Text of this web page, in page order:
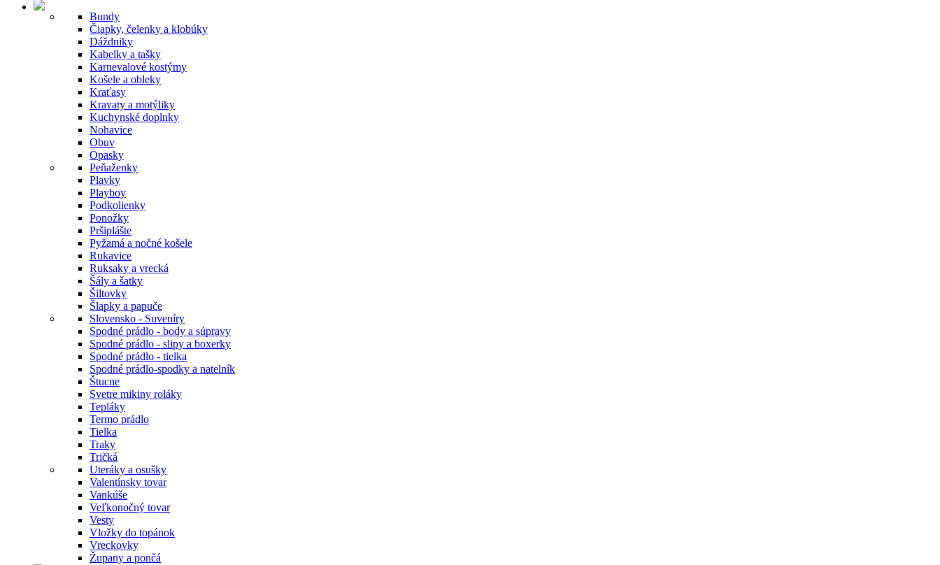
Bundy
Čiapky, čelenky a klobúky
Dáždniky
Kabelky a tašky
Karnevalové kostýmy
Košele a obleky
Kraťasy
Kravaty a motýliky
Kuchynské doplnky
Nohavice
Obuv
Opasky
Peňaženky
Plavky
Playboy
Podkolienky
Ponožky
Pršiplášte
Pyžamá a nočné košele
Rukavice
Ruksaky a vrecká
Šály a šatky
Šiltovky
Šlapky a papuče
Slovensko - Suveníry
Spodné prádlo - body a súpravy
Spodné prádlo - slipy a boxerky
Spodné prádlo - tielka
Spodné prádlo-spodky a natelník
Štucne
Svetre mikiny roláky
Tepláky
Termo prádlo
Tielka
Traky
Tričká
Uteráky a osušky
Valentínsky tovar
Vankúše
Veľkonočný tovar
Vesty
Vložky do topánok
Vreckovky
Župany a pončá